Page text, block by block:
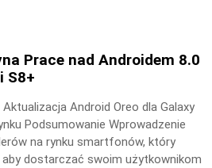
Prace nad Androidem 8.0
S8+
Android Oreo dla Galaxy
Podsumowanie Wprowadzenie
na rynku smartfonów, który
dostarczać swoim użytkownikom